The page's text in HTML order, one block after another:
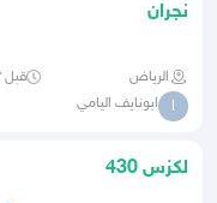
نجران
الرياض قبل ٣ ساعات
ا ابونايف اليامي
لكزس 430